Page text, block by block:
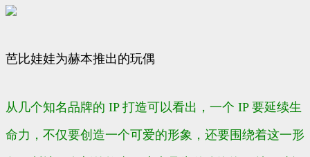
芭比娃娃为赫本推出的玩偶
从几个知名品牌的 IP 打造可以看出，一个 IP 要延续生
命力，不仅要创造一个可爱的形象，还要围绕着这一形